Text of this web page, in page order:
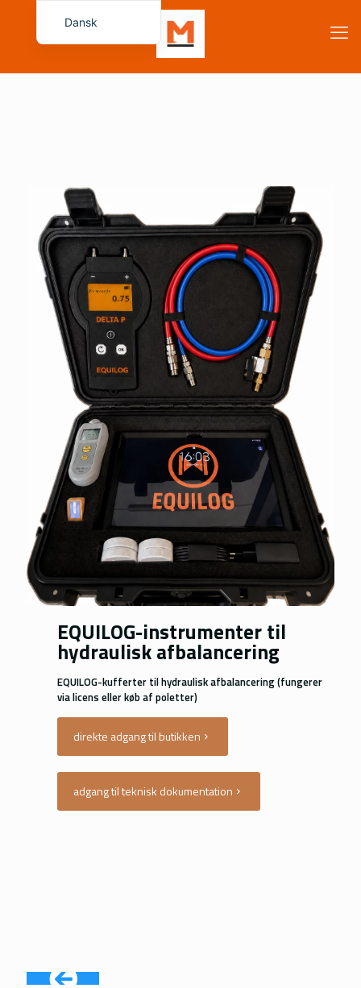
EQUILOG-instrumenter til
hydraulisk afbalancering
EQUILOG-kufferter til hydraulisk afbalancering (fungerer
via licens eller køb af poletter)
direkte adgang til butikken
adgang til teknisk dokumentation
Dansk
Français
English (UK)
简体中文
Български
Čeština
Magyar
Română
Eesti
Nederlands
Português
Norsk bokmål
Polski
Slovenščina